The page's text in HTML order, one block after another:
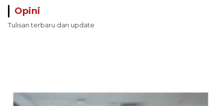
Opini
Tulisan terbaru dan update